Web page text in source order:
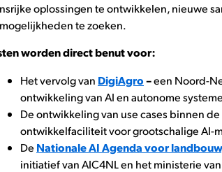
oplossingen te ontwikkelen, nieuwe
te zoeken.
worden direct benut voor:
Het vervolg van DigiAgro–een Noord-
ontwikkeling van AI en autonome
De ontwikkeling van use cases binnen de
ontwikkelfaciliteit voor grootschalige AI-
De Nationale AI Agenda voor
initiatief van AIC4NL en het ministerie van